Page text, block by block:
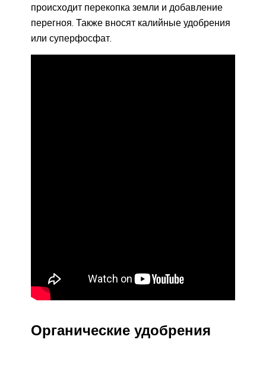
происходит перекопка земли и добавление
перегноя. Также вносят калийные удобрения
или суперфосфат.
Органические удобрения